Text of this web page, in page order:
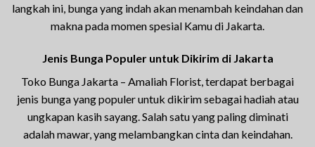
langkah ini, bunga yang indah akan menambah keindahan dan
makna pada momen spesial Kamu di Jakarta.
Jenis Bunga Populer untuk Dikirim di Jakarta
Toko Bunga Jakarta – Amaliah Florist, terdapat berbagai
jenis bunga yang populer untuk dikirim sebagai hadiah atau
ungkapan kasih sayang. Salah satu yang paling diminati
adalah mawar, yang melambangkan cinta dan keindahan.